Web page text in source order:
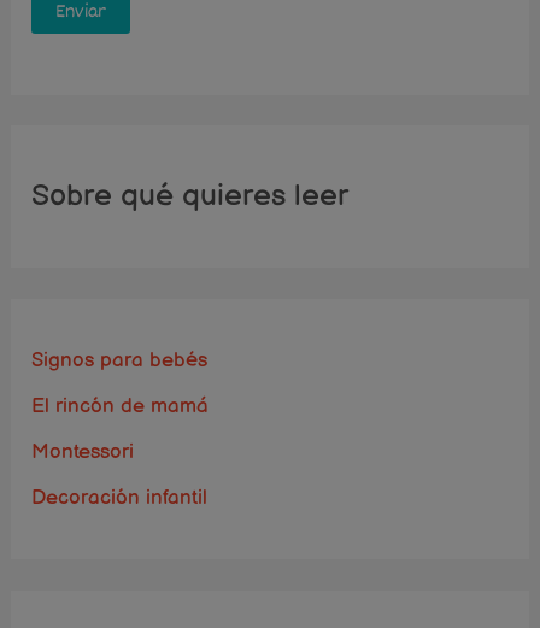
Sobre qué quieres leer
Signos para bebés
El rincón de mamá
Montessori
Decoración infantil